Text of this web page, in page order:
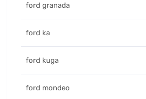
ford granada
ford ka
ford kuga
ford mondeo